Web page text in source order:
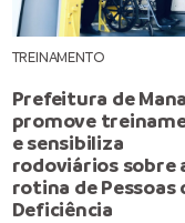
TREINAMENTO
Prefeitura de
promove
e sensibiliza
rodoviários sobre
rotina de Pessoas
Deficiência